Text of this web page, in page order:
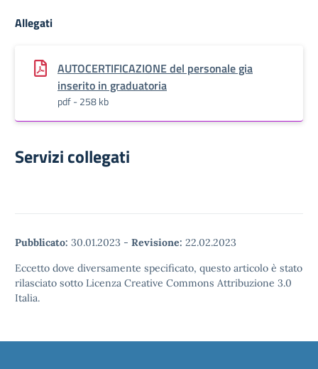
Allegati
AUTOCERTIFICAZIONE del personale gia
inserito in graduatoria
pdf - 258 kb
Servizi collegati
Pubblicato: 30.01.2023 - Revisione: 22.02.2023
Eccetto dove diversamente specificato, questo articolo è stato
rilasciato sotto Licenza Creative Commons Attribuzione 3.0
Italia.